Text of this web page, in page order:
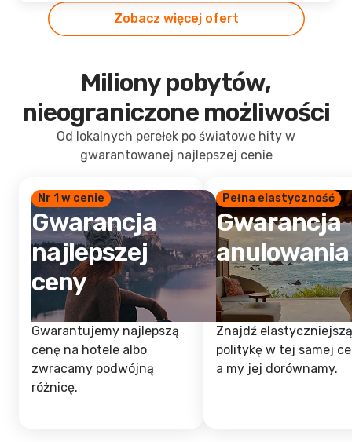
Zobacz więcej ofert
Miliony pobytów,
nieograniczone możliwości
Od lokalnych perełek po światowe hity w
gwarantowanej najlepszej cenie
Nr 1 w cenie
Gwarancja
najlepszej
ceny
Gwarantujemy najlepszą
cenę na hotele albo
zwracamy podwójną
różnicę.
Pełna elastyczność
Gwarancja
anulowania
Znajdź elastyczniejszą
politykę w tej samej
a my jej dorównamy.